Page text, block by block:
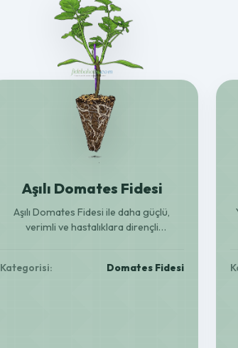
Aşılı Domates Fidesi
Aşılı Domates Fidesi ile daha güçlü,
verimli ve hastalıklara dirençli
Kategorisi:
Domates Fidesi